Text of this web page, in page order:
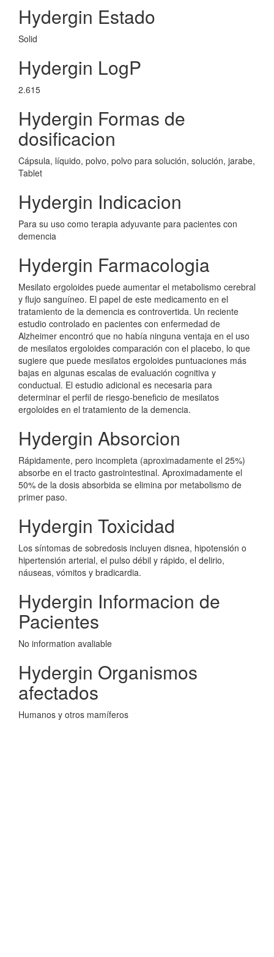
Hydergin Estado
Solid
Hydergin LogP
2.615
Hydergin Formas de
dosificacion
Cápsula, líquido, polvo, polvo para solución, solución, jarabe,
Tablet
Hydergin Indicacion
Para su uso como terapia adyuvante para pacientes con
demencia
Hydergin Farmacologia
Mesilato ergoloides puede aumentar el metabolismo cerebral
y flujo sanguíneo. El papel de este medicamento en el
tratamiento de la demencia es controvertida. Un reciente
estudio controlado en pacientes con enfermedad de
Alzheimer encontró que no había ninguna ventaja en el uso
de mesilatos ergoloides comparación con el placebo, lo que
sugiere que puede mesilatos ergoloides puntuaciones más
bajas en algunas escalas de evaluación cognitiva y
conductual. El estudio adicional es necesaria para
determinar el perfil de riesgo-beneficio de mesilatos
ergoloides en el tratamiento de la demencia.
Hydergin Absorcion
Rápidamente, pero incompleta (aproximadamente el 25%)
absorbe en el tracto gastrointestinal. Aproximadamente el
50% de la dosis absorbida se elimina por metabolismo de
primer paso.
Hydergin Toxicidad
Los síntomas de sobredosis incluyen disnea, hipotensión o
hipertensión arterial, el pulso débil y rápido, el delirio,
náuseas, vómitos y bradicardia.
Hydergin Informacion de
Pacientes
No information avaliable
Hydergin Organismos
afectados
Humanos y otros mamíferos